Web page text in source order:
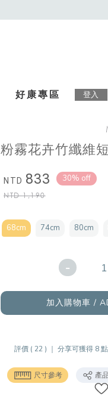
好康專區 登入
粉霧花卉竹纖維
NTD 833
NTD1,190
30% off
68cm 74cm 80cm
-
加入購物車 /
評價 ( 22 ) ｜分享可獲得 8
尺寸參考 產